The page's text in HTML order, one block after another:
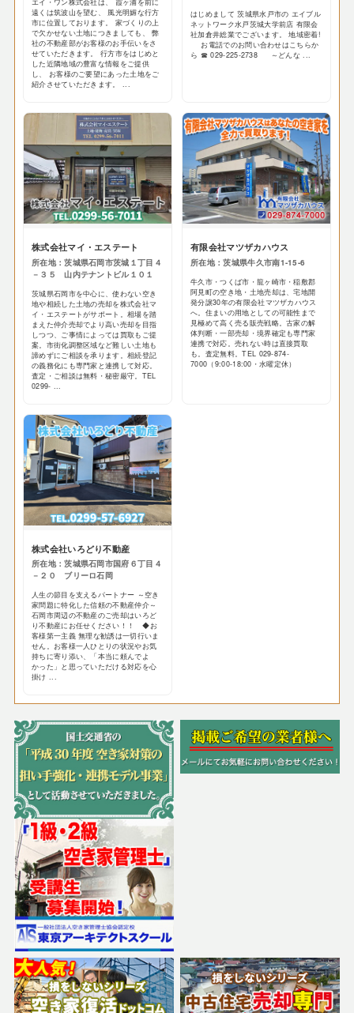
遠くは筑波山を望む、 風光明媚な行方
市に位置しております。 家づくりの上
で欠かせない土地につきましても、 弊
社の不動産部がお客様のお手伝いをさ
せていただきます。 行方市をはじめと
した近隣地域の豊富な情報をご提供
し、 お客様のご要望にあった土地をご
紹介させていただきます。 ...
はじめまして 茨城県水戸市の エイブル
ネットワーク水戸茨城大学前店 有限会
社加倉井総業でございます。 地域密着!
お電話でのお問い合わせはこちらか
ら ☎ 029-225-2738 ～どんな ...
株式会社マイ・エステート
所在地：茨城県石岡市茨城１丁目４
－３５ 山内テナントビル１０１
茨城県石岡市を中心に、使わない空き
地や相続した土地の売却を株式会社マ
イ・エステートがサポート。相場を踏
まえた仲介売却でより高い売却を目指
しつつ、ご事情によっては買取もご提
案。市街化調整区域など難しい土地も
諦めずにご相談を承ります。相続登記
の義務化にも専門家と連携して対応。
査定・ご相談は無料・秘密厳守。TEL
0299- ...
有限会社マツザカハウス
所在地：茨城県牛久市南1-15-6
牛久市・つくば市・龍ヶ崎市・稲敷郡
阿見町の空き地・土地売却は、宅地開
発分譲30年の有限会社マツザカハウス
へ。住まいの用地としての可能性まで
見極めて高く売る販売戦略。古家の解
体判断・一部売却・境界確定も専門家
連携で対応。売れない時は直接買取
も。査定無料。TEL 029-874-
7000（9:00-18:00・水曜定休）
株式会社いろどり不動産
所在地：茨城県石岡市国府６丁目４
－２０ ブリーロ石岡
人生の節目を支えるパートナー ～空き
家問題に特化した信頼の不動産仲介～
石岡市周辺の不動産のご売却はいろど
り不動産にお任せください！！ ◆お
客様第一主義 無理な勧誘は一切行いま
せん。お客様一人ひとりの状況やお気
持ちに寄り添い、「本当に頼んでよ
かった」と思っていただける対応を心
掛け ...